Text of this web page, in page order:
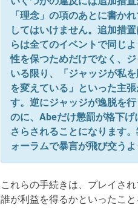
「理念」の項のあとに書か
してはいけません。追加措
らは全てのイベントで同じ
性を保つためだけでなく、
いる限り、「ジャッジが私
を変えている」といった主
す。逆にジャッジが逸脱を
のに、Abeだけ懲罰が格下
さらされることになります
ォーラムで暴言が飛び交う
これらの手続きは、プレイさ
誰が利益を得るかといったこ